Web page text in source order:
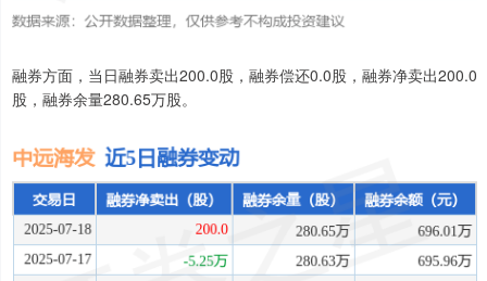
融券方面，当日融券卖出200.0股，融券偿还0.0股，融券净卖出200.0
股，融券余量280.65万股。